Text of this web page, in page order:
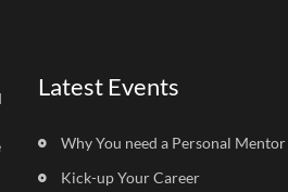
Latest Events
Why You need a Personal Mentor
Kick-up Your Career